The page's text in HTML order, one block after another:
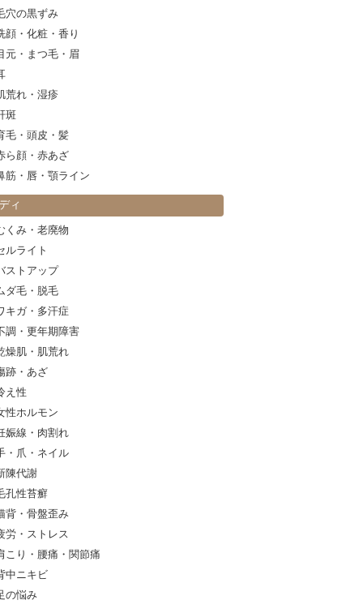
穴の黒ずみ
顔・化粧・香り
元・まつ毛・眉
荒れ・湿疹
斑
毛・頭皮・髪
ら顔・赤あざ
筋・唇・顎ライン
ィ
くみ・老廃物
ルライト
ストアップ
ダ毛・脱毛
キガ・多汗症
調・更年期障害
燥肌・肌荒れ
跡・あざ
え性
性ホルモン
娠線・肉割れ
・爪・ネイル
陳代謝
孔性苔癬
背・骨盤歪み
労・ストレス
こり・腰痛・関節痛
中ニキビ
の悩み